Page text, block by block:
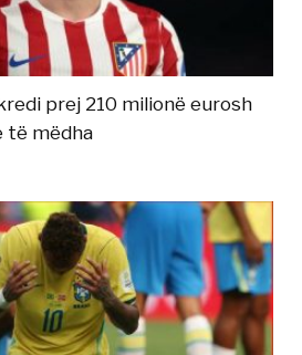
prej 210 milionë eurosh
të mëdha